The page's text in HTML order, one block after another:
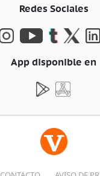
Redes Sociales
App disponible en